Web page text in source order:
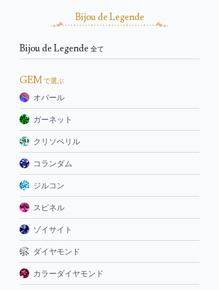
Bijou de Legende
Bijou de Legende 全て
GEM で選ぶ
オパール
ガーネット
クリソベリル
コランダム
ジルコン
スピネル
ゾイサイト
ダイヤモンド
カラーダイヤモンド